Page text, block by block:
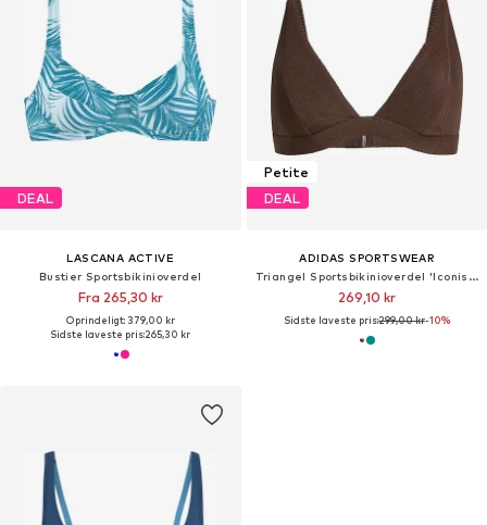
DEAL
LASCANA ACTIVE
Bustier Sportsbikinioverdel
Fra 265,30 kr
Oprindeligt: 379,00 kr
Sidste laveste pris:265,30 kr
Petite
DEAL
ADIDAS SPORTSWEAR
Triangel Sportsbikinioverdel 'Iconisea'
269,10 kr
Sidste laveste pris:299,00 kr-10%